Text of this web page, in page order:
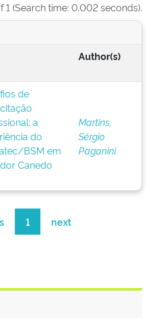
1 (Search time: 0.002 seconds).
Author(s)
de
a
do
BSM em
Canedo
Martins,
Sérgio
Paganini
1 next